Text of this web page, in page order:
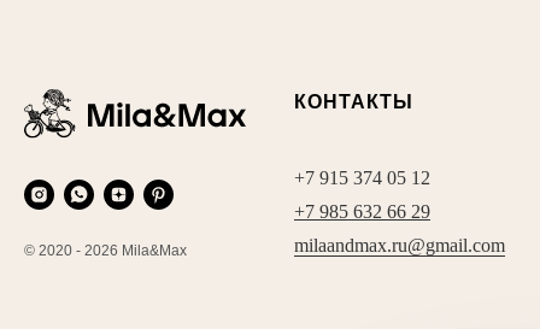
© 2020 - 2026 Mila&Max
КОНТАКТЫ
+7 915 374 05 12
+7 985 632 66 29
milaandmax.ru@gmail.com